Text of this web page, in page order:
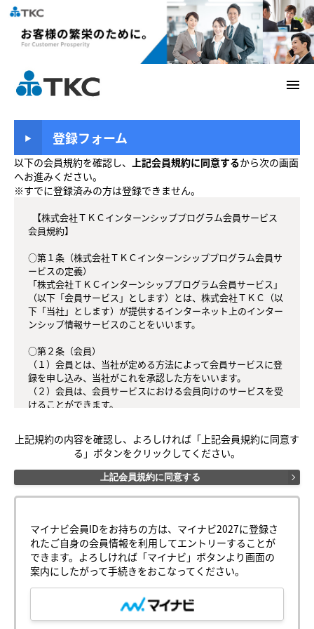
menu
登録フォーム
以下の会員規約を確認し、 上記会員規約に同意するから次の画面
へお進みください。
※すでに登録済みの方は登録できません。
会員規約】
○第１条（株式会社ＴＫＣインターンシッププログラム会員サ
ービスの定義）
「株式会社ＴＫＣインターンシッププログラム会員サービス」
（以下「会員サービス」とします）とは、株式会社ＴＫＣ（以
下「当社」とします）が提供するインターネット上のインター
ンシップ情報サービスのことをいいます。
○第２条（会員）
（１）会員とは、当社が定める方法によって会員サービスに登
録を申し込み、当社がこれを承認した方をいいます。
（２）会員は、会員サービスにおける会員向けのサービスを受
けることができます。
認したものとみなします。
○第３条（会員ＩＤ番号とパスワード）
（１）会員は、会員ＩＤ番号を付与され、パスワードを登録す
るものとします。ただし、第５条に抵触すると当社が判断した
（２）会員は、会員ＩＤ番号およびパスワードを第三者に譲渡
または貸与してはなりません。
（３）会員の会員ＩＤ番号およびパスワードの管理および使用
は会員の責任とし、これらの使用上の過誤または第三者による
不正使用等については、当社は一切の責任を負わないものとし
ます。
○第４条（会員サービス）
上記規約の内容を確認し、よろしければ「上記会員規約に同意す
る」ボタンをクリックしてください。
上記会員規約に同意する
マイナビ会員IDをお持ちの方は、マイナビ2027に登録さ
れたご自身の会員情報を利用してエントリーすることが
できます。よろしければ「マイナビ」ボタンより画面の
案内にしたがって手続きをおこなってください。